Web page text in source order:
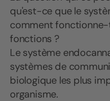
qu'est-ce que le
comment
fonctions ?
Le système
systèmes de
biologique les plus
organisme.